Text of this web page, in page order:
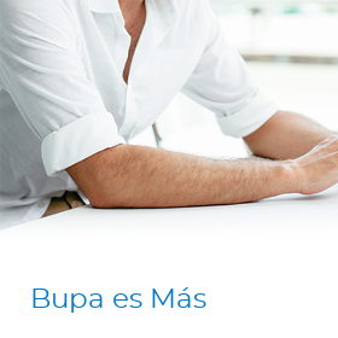
Ingresar a Mi Bupa
Para Clientes
Para Agentes
Bupa es Más